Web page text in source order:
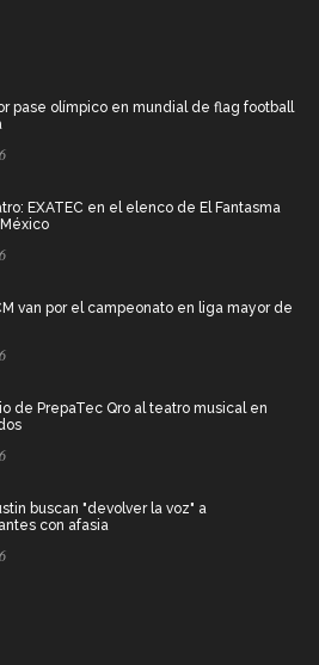
pase olímpico en mundial de flag football
EXATEC en el elenco de El Fantasma
van por el campeonato en liga mayor de
de PrepaTec Qro al teatro musical en
buscan "devolver la voz" a
con afasia